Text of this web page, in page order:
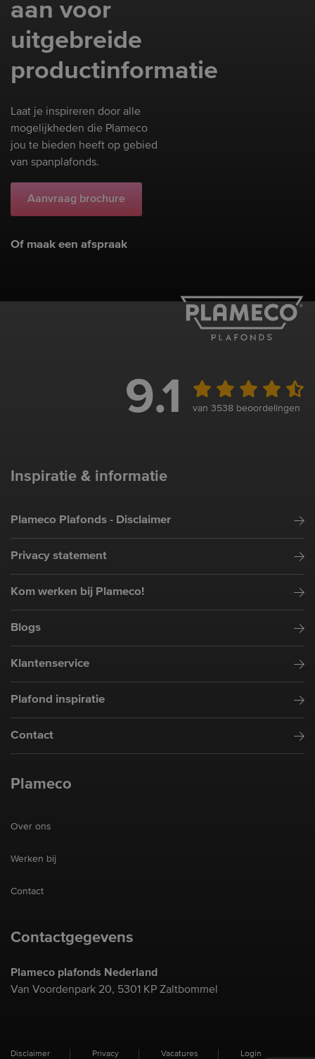
aan voor
uitgebreide
productinformatie
Laat je inspireren door alle
mogelijkheden die Plameco
jou te bieden heeft op gebied
van spanplafonds.
Aanvraag brochure
Of maak een afspraak
9.1 van 3538 beoordelingen
Inspiratie & informatie
Plameco Plafonds - Disclaimer
Privacy statement
Kom werken bij Plameco!
Blogs
Klantenservice
Plafond inspiratie
Contact
Plameco
Over ons
Werken bij
Contact
Contactgegevens
Plameco plafonds Nederland
Van Voordenpark 20, 5301 KP Zaltbommel
Disclaimer Privacy Vacatures Login